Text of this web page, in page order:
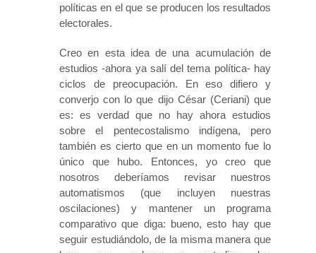
políticas en el que se producen los resultados
electorales.
Creo en esta idea de una acumulación de
estudios -ahora ya salí del tema política- hay
ciclos de preocupación. En eso difiero y
converjo con lo que dijo César (Ceriani) que
es: es verdad que no hay ahora estudios
sobre el pentecostalismo indígena, pero
también es cierto que en un momento fue lo
único que hubo. Entonces, yo creo que
nosotros deberíamos revisar nuestros
automatismos (que incluyen nuestras
oscilaciones) y mantener un programa
comparativo que diga: bueno, esto hay que
seguir estudiándolo, de la misma manera que